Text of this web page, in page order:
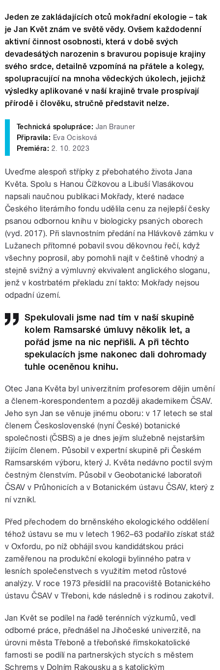
Jeden ze zakládajících otců mokřadní ekologie – tak
je Jan Květ znám ve světě vědy. Ovšem každodenní
aktivní činnost osobnosti, která v době svých
devadesátých narozenin s bravurou popisuje krajiny
svého srdce, detailně vzpomíná na přátele a kolegy,
spolupracující na mnoha vědeckých úkolech, jejichž
výsledky aplikované v naší krajině trvale prospívají
přírodě i člověku, stručně představit nelze.
Technická spolupráce: Jan Brauner
Připravila: Eva Ocisková
Premiéra: 2. 10. 2023
Uveďme alespoň střípky z přebohatého života Jana
Květa. Spolu s Hanou Čížkovou a Libuší Vlasákovou
napsali naučnou publikaci Mokřady, které nadace
Českého literárního fondu udělila cenu za nejlepší česky
psanou odbornou knihu v biologicky psaných oborech
(vyd. 2017). Při slavnostním předání na Hlávkově zámku v
Lužanech přítomné pobavil svou děkovnou řečí, když
všechny poprosil, aby pomohli najít v češtině vhodný a
stejně svižný a výmluvný ekvivalent anglického sloganu,
jenž v kostrbatém překladu zní takto: Mokřady nejsou
odpadní území.
Spekulovali jsme nad tím v naší skupině
kolem Ramsarské úmluvy několik let, a
pořád jsme na nic nepřišli. A při těchto
spekulacích jsme nakonec dali dohromady
tuhle oceněnou knihu.
Otec Jana Květa byl univerzitním profesorem dějin umění
a členem-korespondentem a později akademikem ČSAV.
Jeho syn Jan se věnuje jinému oboru: v 17 letech se stal
členem Československé (nyní České) botanické
společnosti (ČSBS) a je dnes jejím služebně nejstarším
žijícím členem. Působil v expertní skupině při Českém
Ramsarském výboru, který J. Květa nedávno poctil svým
čestným členstvím. Působil v Geobotanické laboratoři
ČSAV v Průhonicích a v Botanickém ústavu ČSAV, který z
ní vznikl.
Před přechodem do brněnského ekologického oddělení
téhož ústavu se mu v letech 1962–63 podařilo získat stáž
v Oxfordu, po níž obhájil svou kandidátskou práci
zaměřenou na produkční ekologii bylinného patra v
lesních společenstvech s využitím metod růstové
analýzy. V roce 1973 přesídlil na pracoviště Botanického
ústavu ČSAV v Třeboni, kde následně i s rodinou zakotvil.
Jan Květ se podílel na řadě terénních výzkumů, vedl
odborné práce, přednášel na Jihočeské univerzitě, na
úrovni města Třeboně a třeboňské římskokatolické
farnosti se podílí na partnerských stycích s městem
Schrems v Dolním Rakousku a s katolickým